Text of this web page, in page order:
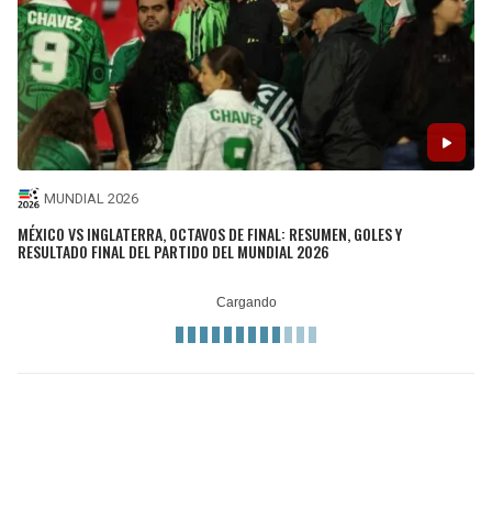
MUNDIAL 2026
MÉXICO VS INGLATERRA, OCTAVOS DE FINAL: RESUMEN, GOLES Y
RESULTADO FINAL DEL PARTIDO DEL MUNDIAL 2026